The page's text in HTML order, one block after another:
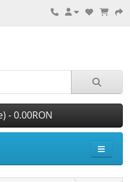
- 0.00RON